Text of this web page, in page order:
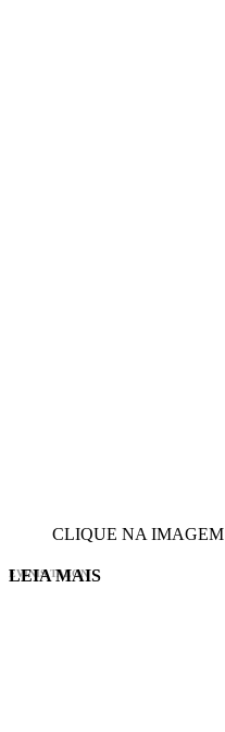
CLIQUE NA IMAGEM
EVINIS TALON
LEIA MAIS